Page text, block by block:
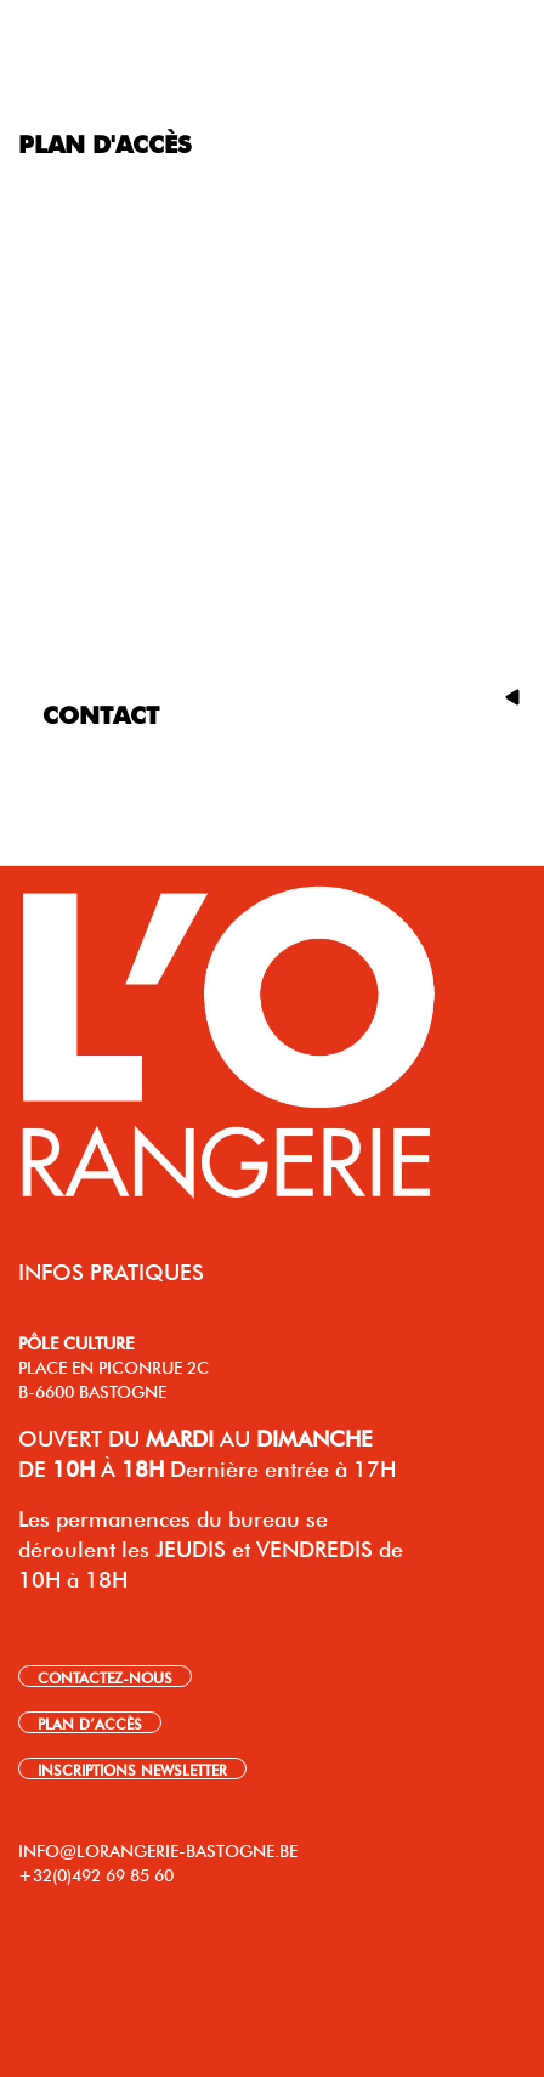
PLAN D'ACCÈS
CONTACT
INFOS PRATIQUES
PÔLE CULTURE
PLACE EN PICONRUE 2C
B-6600 BASTOGNE
OUVERT DU MARDI AU DIMANCHE
DE 10H À 18H Dernière entrée à 17H
Les permanences du bureau se
déroulent les JEUDIS et VENDREDIS de
10H à 18H
CONTACTEZ-NOUS
PLAN D’ACCÈS
INSCRIPTIONS NEWSLETTER
INFO@LORANGERIE-BASTOGNE.BE
+32(0)492 69 85 60